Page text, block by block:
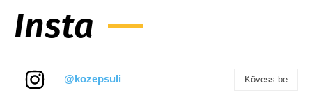
Insta
@kozepsuli Kövess be